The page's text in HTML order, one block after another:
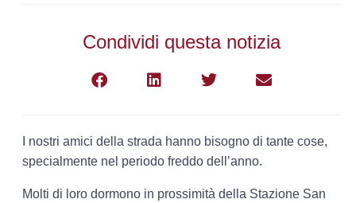
Condividi questa notizia
I nostri amici della strada hanno bisogno di tante cose,
specialmente nel periodo freddo dell’anno.
Molti di loro dormono in prossimità della Stazione San